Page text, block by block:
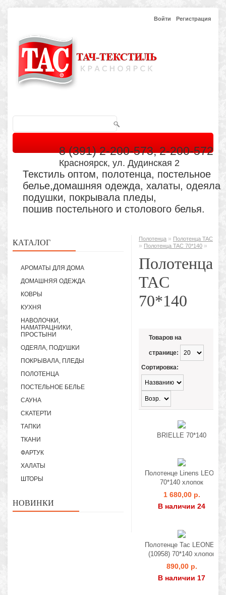
Войти Регистрация
8 (391) 2-200-573, 2-200-572
Красноярск, ул. Дудинская 2
Текстиль оптом, полотенца, постельное
белье,домашняя одежда, халаты, одеяла
подушки, покрывала пледы,
пошив постельного и столового белья.
КАТАЛОГ
АРОМАТЫ ДЛЯ ДОМА
ДОМАШНЯЯ ОДЕЖДА
КОВРЫ
КУХНЯ
НАВОЛОЧКИ,
НАМАТРАЦНИКИ,
ПРОСТЫНИ
ОДЕЯЛА, ПОДУШКИ
ПОКРЫВАЛА, ПЛЕДЫ
ПОЛОТЕНЦА
ПОСТЕЛЬНОЕ БЕЛЬЕ
САУНА
СКАТЕРТИ
ТАПКИ
ТКАНИ
ФАРТУК
ХАЛАТЫ
ШТОРЫ
НОВИНКИ
Полотенца » Полотенца TAC
» Полотенца TAC 70*140 »
Полотенца
TAC
70*140
Товаров на
странице:
Сортировка:
BRIELLE 70*140
Полотенце Linens LEON
70*140 хлопок
1 680,00 р.
В наличии 24
Полотенце Tac LEONES
(10958) 70*140 хлопок
890,00 р.
В наличии 17